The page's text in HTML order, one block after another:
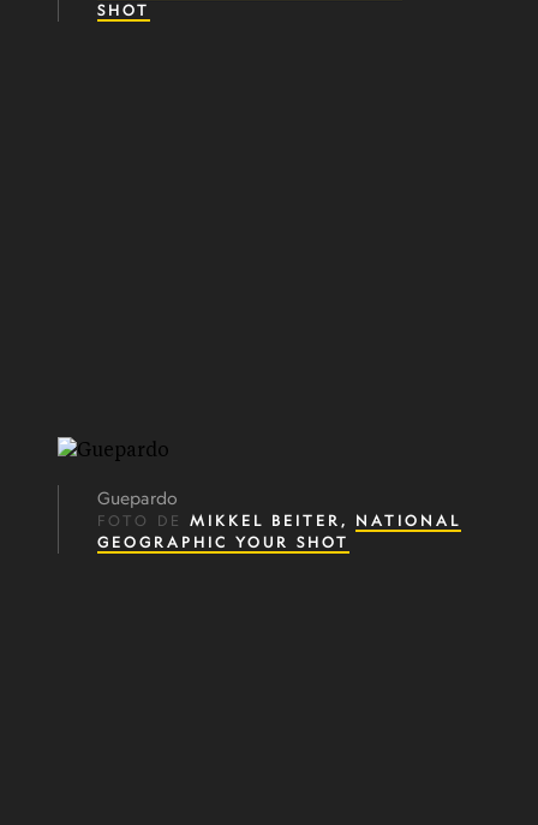
SHOT
Guepardo
FOTO DE MIKKEL BEITER, NATIONAL
GEOGRAPHIC YOUR SHOT